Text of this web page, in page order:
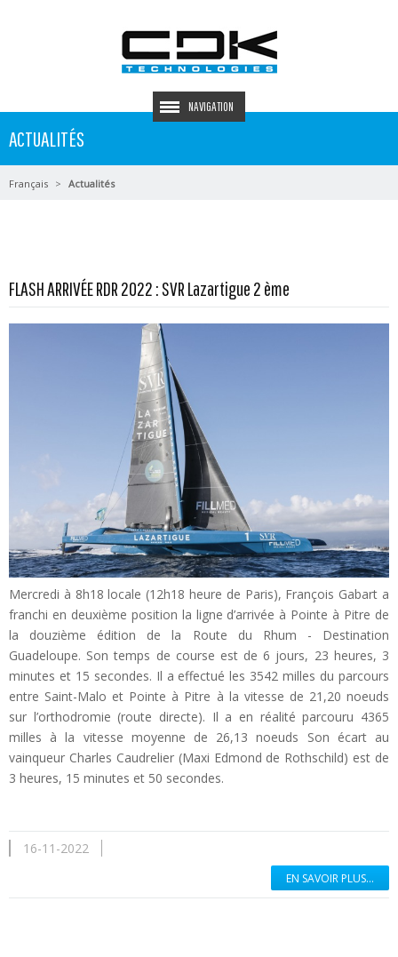
NAVIGATION
ACTUALITÉS
Français Actualités
FLASH ARRIVÉE RDR 2022 : SVR Lazartigue 2 ème
Mercredi à 8h18 locale (12h18 heure de Paris), François Gabart a
franchi en deuxième position la ligne d’arrivée à Pointe à Pitre de
la douzième édition de la Route du Rhum - Destination
Guadeloupe. Son temps de course est de 6 jours, 23 heures, 3
minutes et 15 secondes. Il a effectué les 3542 milles du parcours
entre Saint-Malo et Pointe à Pitre à la vitesse de 21,20 noeuds
sur l’orthodromie (route directe). Il a en réalité parcouru 4365
milles à la vitesse moyenne de 26,13 noeuds Son écart au
vainqueur Charles Caudrelier (Maxi Edmond de Rothschild) est de
3 heures, 15 minutes et 50 secondes.
16-11-2022
EN SAVOIR PLUS...